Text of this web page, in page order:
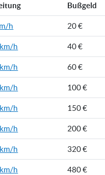
Bußgeld
h 20 €
h 40 €
h 60 €
h 100 €
h 150 €
h 200 €
h 320 €
h 480 €